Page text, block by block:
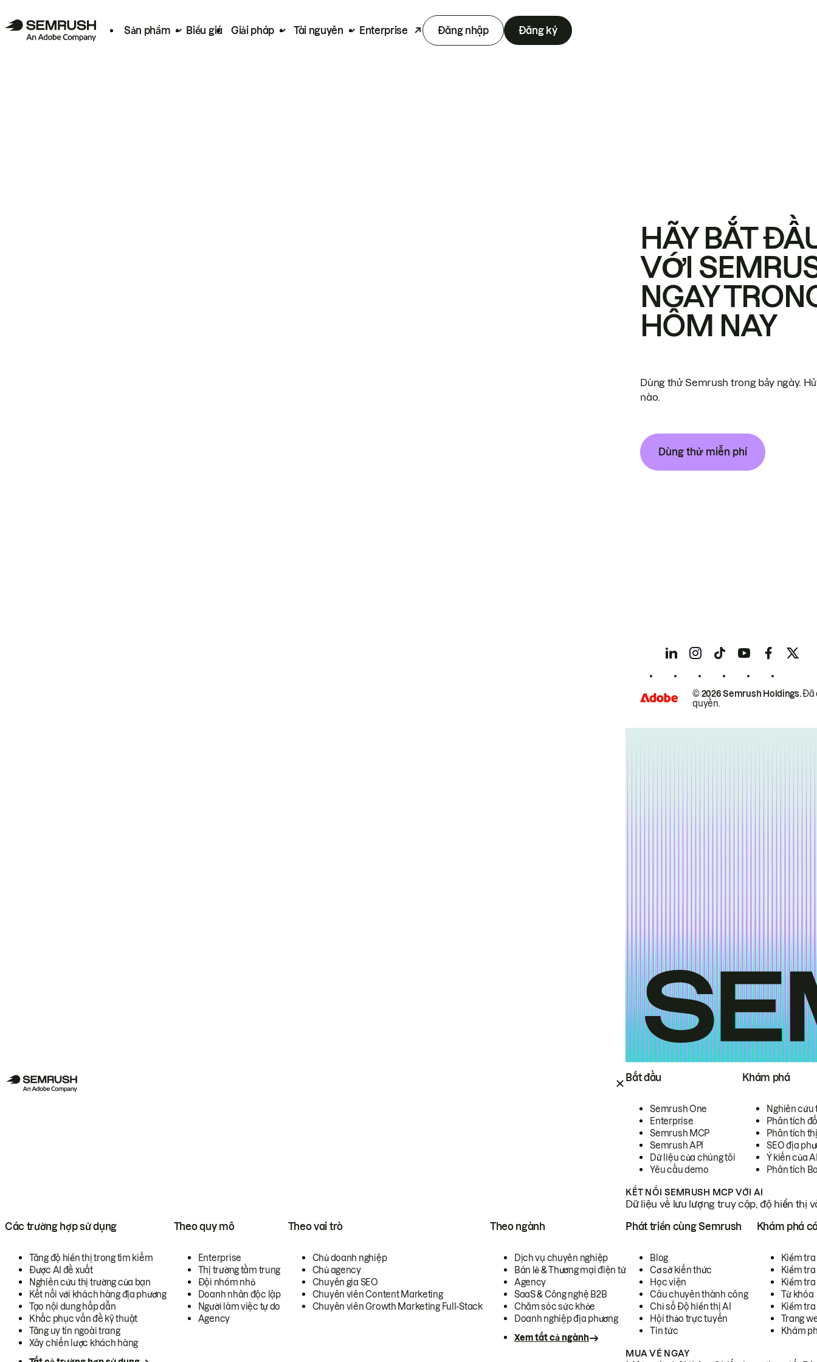
Sản phẩm Biểu giá Giải pháp Tài nguyên Enterprise Đăng nhập Đăng ký
Bắt đầu
Semrush One
Enterprise
Semrush MCP
Semrush API
Dữ liệu của chúng tôi
Yêu cầu demo
Khám phá
Nghiên cứu
Phân tích
Phân tích
SEO địa
Ý kiến của
Phân tích
KẾT NỐI SEMRUSH MCP VỚI AI
Dữ liệu về lưu lượng truy cập, độ hiển thị
Các trường hợp sử dụng
Tăng độ hiển thị trong tìm kiếm
Được AI đề xuất
Nghiên cứu thị trường của bạn
Kết nối với khách hàng địa phương
Tạo nội dung hấp dẫn
Khắc phục vấn đề kỹ thuật
Tăng uy tín ngoài trang
Xây chiến lược khách hàng
Theo quy mô
Enterprise
Thị trường tầm trung
Đội nhóm nhỏ
Doanh nhân độc lập
Người làm việc tự do
Agency
Theo vai trò
Chủ doanh nghiệp
Chủ agency
Chuyên gia SEO
Chuyên viên Content Marketing
Chuyên viên Growth Marketing Full-Stack
Theo ngành
Dịch vụ chuyên nghiệp
Bán lẻ & Thương mại điện tử
Agency
SaaS & Công nghệ B2B
Chăm sóc sức khỏe
Doanh nghiệp địa phương
Xem tất cả ngành
Phát triển cùng Semrush
Blog
Cơ sở kiến thức
Học viện
Câu chuyên thành công
Chỉ số Độ hiển thị AI
Hội thảo trực tuyến
Tin tức
Khám phá
Kiểm
Kiểm tra
Kiểm
Từ khóa
Kiểm
Trang
Khám
MUA VÉ NGAY
HÃY BẮT
VỚI
NGAY
HÔM NAY
Dùng thử Semrush trong bảy ngày.
nào.
Dùng thử miễn phí
© 2026 Semrush Holdings.Đã
quyền.